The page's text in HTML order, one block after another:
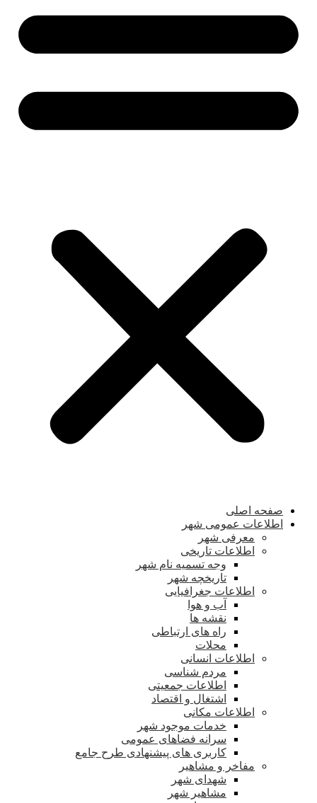
صفحه اصلی
اطلاعات عمومی شهر
معرفی شهر
اطلاعات تاریخی
وجه تسمیه نام شهر
تاریخچه شهر
اطلاعات جغرافیایی
آب و هوا
نقشه ها
راه های ارتباطی
محلات
اطلاعات انسانی
مردم شناسی
اطلاعات جمعیتی
اشتغال و اقتصاد
اطلاعات مکانی
خدمات موجود شهر
سرانه فضاهای عمومی
کاربری های پیشنهادی طرح جامع
مفاخر و مشاهیر
شهدای شهر
مشاهیر شهر